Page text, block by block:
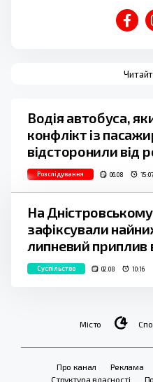
Водія автобуса,
конфлікт із
відсторонили від
Розслідування 06.08
На
зафіксували
липневий приплив
Суспільство 02.08 10:16
Місто
Про канал Реклама
Структура власності